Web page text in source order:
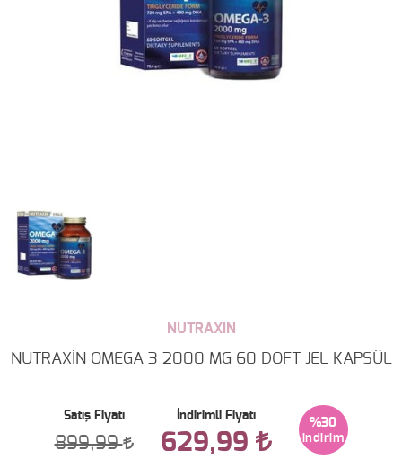
NUTRAXIN
NUTRAXİN OMEGA 3 2000 MG 60 DOFT JEL KAPSÜL
Satış Fiyatı
899,99
İndirimli Fiyatı
629,99
%30